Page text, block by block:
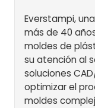
Everstampi,
más de 40
moldes de
su atención al
soluciones
optimizar el
moldes